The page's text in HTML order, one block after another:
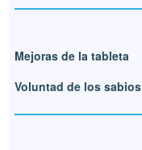
Mejoras de la tableta
Voluntad de los sabios